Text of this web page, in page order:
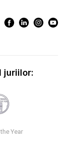
juriilor:
Year